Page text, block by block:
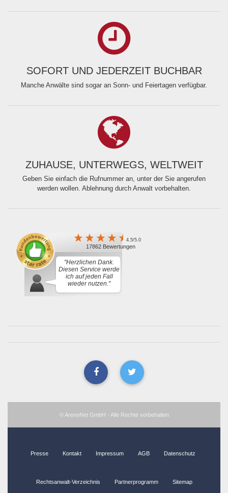
SOFORT UND JEDERZEIT BUCHBAR
Manche Anwälte sind sogar an Sonn- und Feiertagen verfügbar.
ZUHAUSE, UNTERWEGS, WELTWEIT
Geben Sie einfach die Rufnummer an, unter der Sie angerufen
werden wollen. Ablehnung durch Anwalt vorbehalten.
4.5/5.0
17862 Bewertungen
"Herzlichen Dank.
Diesen Service werde
ich auf jeden Fall
wieder nutzen."
© ArenoNet GmbH - Alle Rechte vorbehalten
Presse Kontakt Impressum AGB Datenschutz
Rechtsanwalt-Verzeichnis Partnerprogramm Sitemap